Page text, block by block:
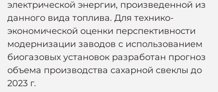
электрической энергии, произведенной из
данного вида топлива. Для технико-
экономической оценки перспективности
модернизации заводов с использованием
биогазовых установок разработан прогноз
объема производства сахарной свеклы до
2023 г.